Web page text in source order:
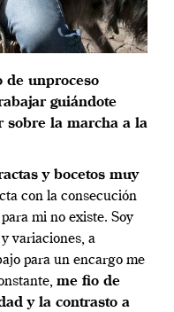
de unproceso
guiándote
sobre la marcha a la
y bocetos muy
con la consecución
mi no existe. Soy
variaciones, a
para un encargo me
me fio de
y la contrasto a